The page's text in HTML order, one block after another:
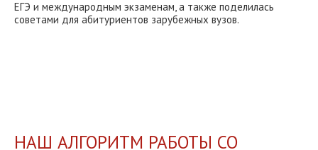
ЕГЭ и международным экзаменам, а также поделилась
советами для абитуриентов зарубежных вузов.
НАШ АЛГОРИТМ РАБОТЫ СО